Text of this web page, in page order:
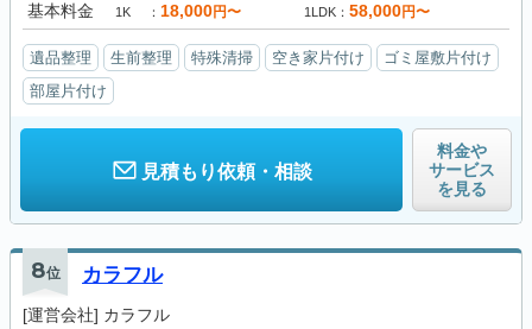
基本料金 1K 18,000円〜 1LDK 58,000円〜
遺品整理 生前整理 特殊清掃 空き家片付け
ゴミ屋敷片付け
部屋片付け
見積もり依頼・相談
料金や
サービス
を見る
8位 カラフル
[運営会社] カラフル